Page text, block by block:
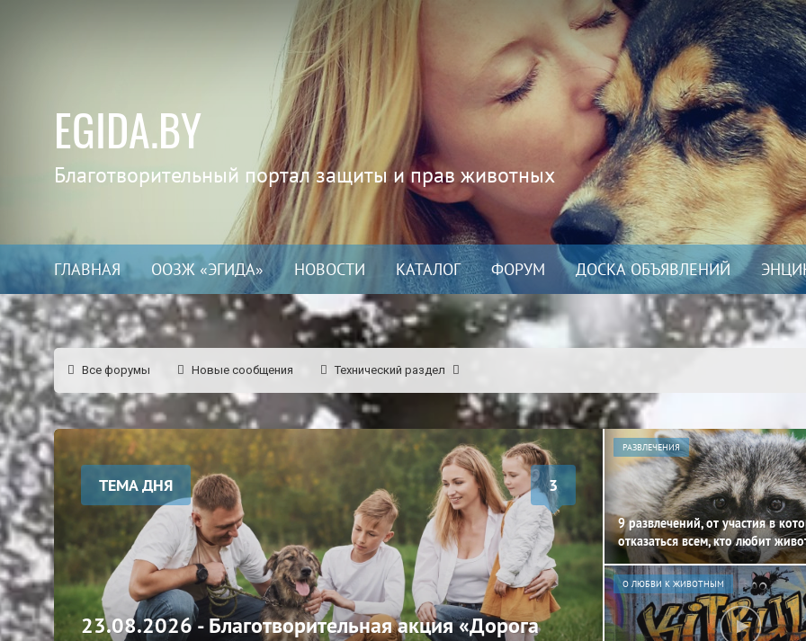
EGIDA.BY
Благотворительный портал защиты и прав животных
ГЛАВНАЯ ООЗЖ «ЭГИДА» НОВОСТИ КАТАЛОГ ФОРУМ ДОСКА ОБЪЯВЛЕНИЙ
Все форумы Новые сообщения Технический раздел
ТЕМА ДНЯ 3
23.08.2026 - Благотворительная акция «Дорога
РАЗВЛЕЧЕНИЯ
9 развлечений, от участия в
отказаться всем, кто любит
О ЛЮБВИ К ЖИВОТНЫМ